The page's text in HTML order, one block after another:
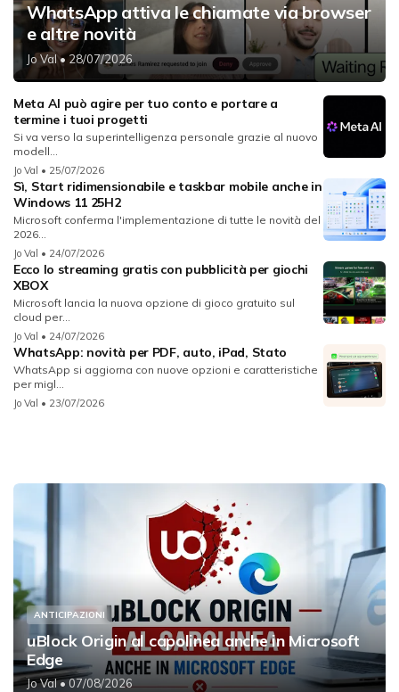
WhatsApp attiva le chiamate via browser
e altre novità
Jo Val• 28/07/2026
Meta AI può agire per tuo conto e portare a
termine i tuoi progetti
Si va verso la superintelligenza personale grazie al nuovo
modell...
Jo Val • 25/07/2026
Sì, Start ridimensionabile e taskbar mobile anche in
Windows 11 25H2
Microsoft conferma l'implementazione di tutte le novità del
2026...
Jo Val • 24/07/2026
Ecco lo streaming gratis con pubblicità per giochi
XBOX
Microsoft lancia la nuova opzione di gioco gratuito sul
cloud per...
Jo Val • 24/07/2026
WhatsApp: novità per PDF, auto, iPad, Stato
WhatsApp si aggiorna con nuove opzioni e caratteristiche
per migl...
Jo Val • 23/07/2026
ANTICIPAZIONI
uBlock Origin al capolinea anche in Microsoft
Edge
Jo Val• 07/08/2026